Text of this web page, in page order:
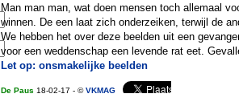
Man man man, wat doen mensen toch allemaal
winnen. De een laat zich onderzeiken, terwijl de
We hebben het over deze beelden uit een
voor een weddenschap een levende rat eet.
Let op: onsmakelijke beelden
De Paus 18-02-17 - ©VKMAG